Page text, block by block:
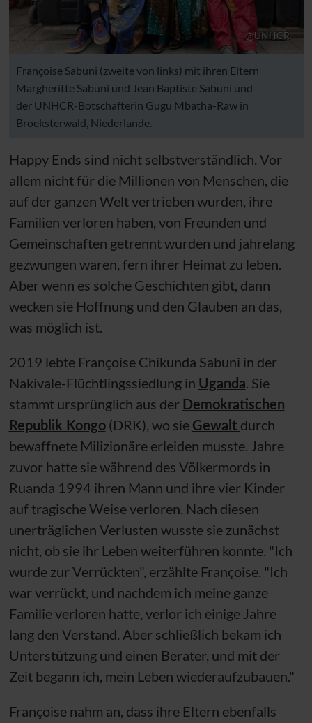
@UNHCR
Françoise Sabuni (zweite von links) mit ihren Eltern
Margheritte Sabuni und Jean Baptiste Sabuni und
der UNHCR-Botschafterin Gugu Mbatha-Raw in
Broeksterwald, Niederlande.
Happy Ends sind nicht selbstverständlich. Vor
allem nicht für die Millionen von Menschen, die
auf der ganzen Welt vertrieben wurden, ihre
Familien verloren haben, von Freunden und
Gemeinschaften getrennt wurden und jahrelang
gezwungen waren, fern ihrer Heimat zu leben.
Aber wenn es solche Geschichten gibt, dann
wecken sie Hoffnung und den Glauben an das,
was möglich ist.
2019 lebte Françoise Chikunda Sabuni in der
Nakivale-Flüchtlingssiedlung in Uganda. Sie
stammt ursprünglich aus der Demokratischen
Republik Kongo(DRK), wo sie Gewalt durch
bewaffnete Milizionäre erleiden musste. Jahre
zuvor hatte sie während des Völkermords in
Ruanda 1994 ihren Mann und ihre vier Kinder
auf tragische Weise verloren. Nach diesen
unerträglichen Verlusten wusste sie zunächst
nicht, ob sie ihr Leben weiterführen konnte. "Ich
wurde zur Verrückten", erzählte Françoise. "Ich
war verrückt, und nachdem ich meine ganze
Familie verloren hatte, verlor ich einige Jahre
lang den Verstand. Aber schließlich bekam ich
Unterstützung und einen Berater, und mit der
Zeit begann ich, mein Leben wiederaufzubauen."
Françoise nahm an, dass ihre Eltern ebenfalls